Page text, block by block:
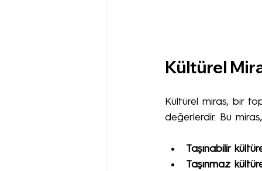
Kültürel
Kültürel miras, bir
değerlerdir. Bu
Taşınabilir
Taşınmaz